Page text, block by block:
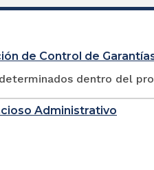
de Control de
dentro del
Administrativo